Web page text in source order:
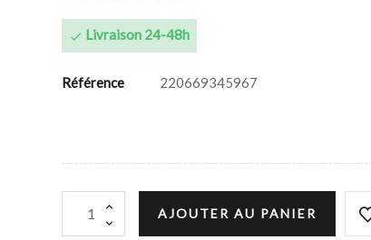
 Livraison 24-48h
Référence 220669345967
AJOUTER AU PANIER